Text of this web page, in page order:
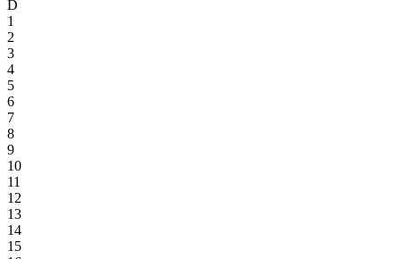
D
1
2
3
4
5
6
7
8
9
10
11
12
13
14
15